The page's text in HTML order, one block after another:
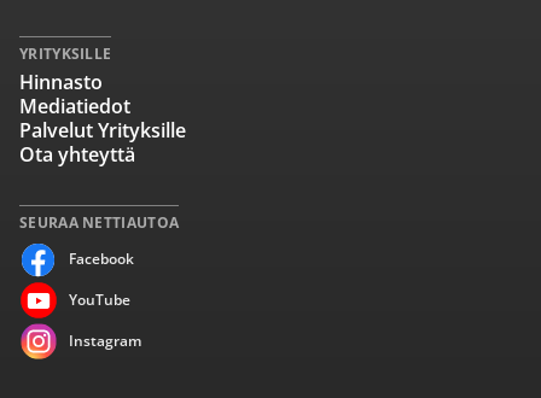
SEURAA NETTIAUTOA
Facebook
YouTube
Instagram
YRITYKSILLE
Hinnasto
Mediatiedot
Palvelut Yrityksille
Ota yhteyttä